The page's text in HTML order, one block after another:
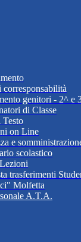
corresponsabilità
genitori - 2^ e
di Classe
on Line
e
scolastico
trasferimenti
Molfetta
A.T.A.